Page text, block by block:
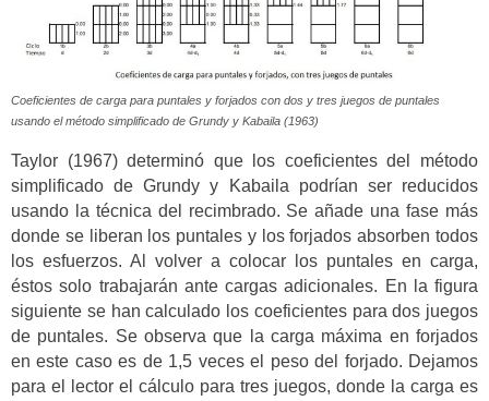
Coeficientes de carga para puntales y forjados con dos y tres juegos de puntales
usando el método simplificado de Grundy y Kabaila (1963)
Taylor (1967) determinó que los coeficientes del método
simplificado de Grundy y Kabaila podrían ser reducidos
usando la técnica del recimbrado. Se añade una fase más
donde se liberan los puntales y los forjados absorben todos
los esfuerzos. Al volver a colocar los puntales en carga,
éstos solo trabajarán ante cargas adicionales. En la figura
siguiente se han calculado los coeficientes para dos juegos
de puntales. Se observa que la carga máxima en forjados
en este caso es de 1,5 veces el peso del forjado. Dejamos
para el lector el cálculo para tres juegos, donde la carga es